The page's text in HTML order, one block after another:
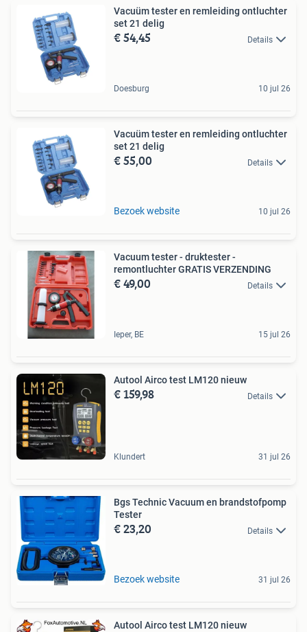
Vacuüm tester en remleiding ontluchter
set 21 delig
€ 54,45 Details
Doesburg 10 jul 26
Vacuüm tester en remleiding ontluchter
set 21 delig
€ 55,00 Details
Bezoek website 10 jul 26
Vacuum tester - druktester -
remontluchter GRATIS VERZENDING
€ 49,00 Details
Ieper, BE 15 jul 26
Autool Airco test LM120 nieuw
€ 159,98 Details
Klundert 31 jul 26
Bgs Technic Vacuum en brandstofpomp
Tester
€ 23,20 Details
Bezoek website 31 jul 26
Autool Airco test LM120 nieuw